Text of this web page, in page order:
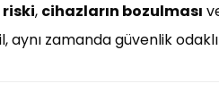
riski, cihazların bozulması
zamanda güvenlik